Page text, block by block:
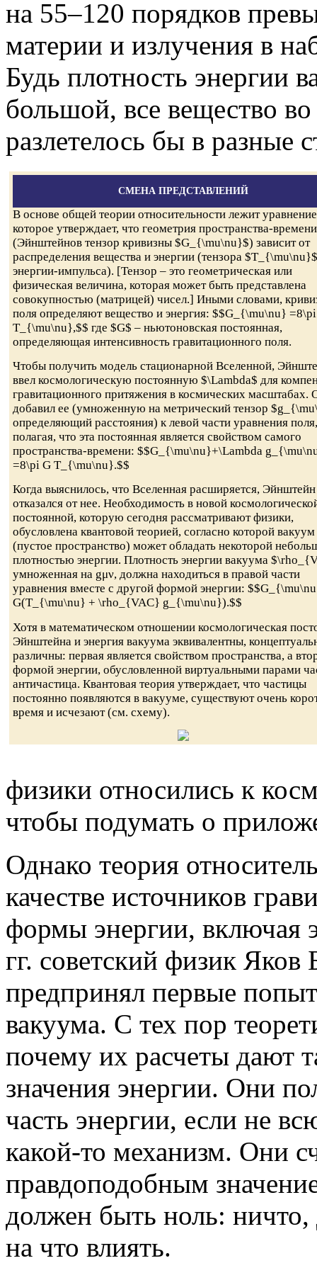
на 55–120 порядков
материи и излучения в
Будь плотность энергии
большой, все вещество
разлетелось бы в разные
СМЕНА ПРЕДСТАВЛЕНИЙ
В основе общей теории относительности лежит
которое утверждает, что геометрия пространства-времени
(Эйнштейнов тензор кривизны $G_{\mu\nu}$) зависит от
распределения вещества и энергии (тензора $T_{\mu\nu}$
энергии-импульса). [Тензор – это геометрическая или
физическая величина, которая может быть представлена
совокупностью (матрицей) чисел.] Иными словами,
поля определяют вещество и энергия: $$G_{\mu\nu}
T_{\mu\nu},$$ где $G$ – ньютоновская постоянная,
определяющая интенсивность гравитационного поля.
Чтобы получить модель стационарной Вселенной,
ввел космологическую постоянную $\Lambda$ для
гравитационного притяжения в космических масштабах.
добавил ее (умноженную на метрический тензор
определяющий расстояния) к левой части уравнения поля,
полагая, что эта постоянная является свойством самого
пространства-времени: $$G_{\mu\nu}+\Lambda
=8\pi G T_{\mu\nu}.$$
Когда выяснилось, что Вселенная расширяется, Эйнштейн
отказался от нее. Необходимость в новой
постоянной, которую сегодня рассматривают физики,
обусловлена квантовой теорией, согласно которой вакуум
(пустое пространство) может обладать некоторой
плотностью энергии. Плотность энергии вакуума
умноженная на gμν, должна находиться в правой части
уравнения вместе с другой формой энергии:
G(T_{\mu\nu} + \rho_{VAC} g_{\mu\nu}).$$
Хотя в математическом отношении космологическая
Эйнштейна и энергия вакуума эквивалентны,
различны: первая является свойством пространства, а
формой энергии, обусловленной виртуальными парами
античастица. Квантовая теория утверждает, что частицы
постоянно появляются в вакууме, существуют очень
время и исчезают (см. схему).
физики относились к
чтобы подумать о
Однако теория
качестве источников
формы энергии, включая
гг. советский физик
предпринял первые
вакуума. С тех пор
почему их расчеты дают
значения энергии. Они
часть энергии, если не
какой-то механизм. Они
правдоподобным
должен быть ноль:
на что влиять.